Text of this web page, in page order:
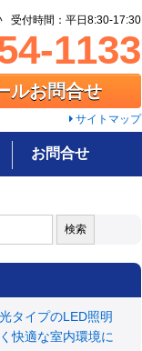
1133
受付時間：平日8:30-17:30
ルお問合せ
サイトマップ
お問合せ
タイプのLED照明
快適な室内環境に